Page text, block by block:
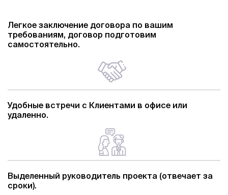
Легкое заключение договора по вашим
требованиям, договор подготовим
самостоятельно.
Удобные встречи с Клиентами в офисе или
удаленно.
Выделенный руководитель проекта (отвечает за
сроки).